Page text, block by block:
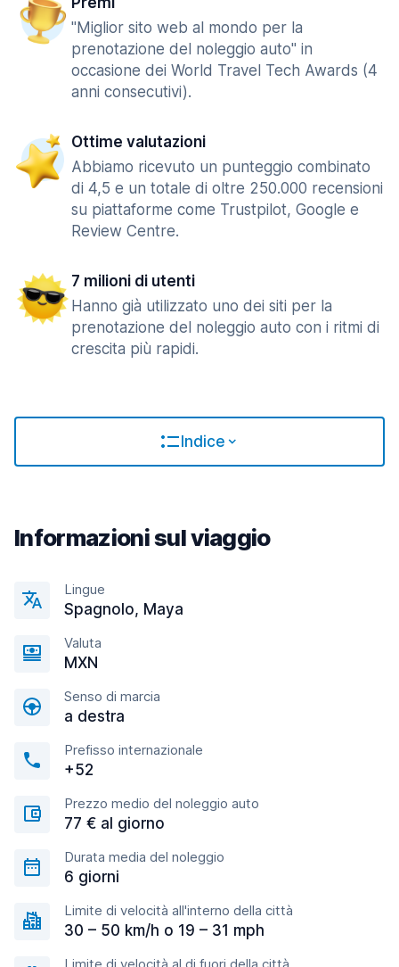
"Miglior sito web al mondo per la
prenotazione del noleggio auto" in
occasione dei World Travel Tech Awards (4
anni consecutivi).
Ottime valutazioni
Abbiamo ricevuto un punteggio combinato
di 4,5 e un totale di oltre 250.000 recensioni
su piattaforme come Trustpilot, Google e
Review Centre.
7 milioni di utenti
Hanno già utilizzato uno dei siti per la
prenotazione del noleggio auto con i ritmi di
crescita più rapidi.
Indice
Informazioni sul viaggio
Lingue
Spagnolo, Maya
Valuta
MXN
Senso di marcia
a destra
Prefisso internazionale
+52
Prezzo medio del noleggio auto
77 € al giorno
Durata media del noleggio
6 giorni
Limite di velocità all'interno della città
30 – 50 km/h o 19 – 31 mph